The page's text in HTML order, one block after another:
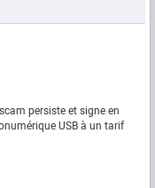
persiste et signe en
USB à un tarif